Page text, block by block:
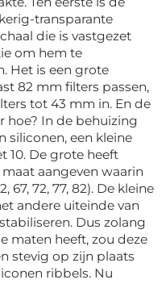
transparante
die is vastgezet
om hem te
Het is een grote
82 mm filters passen,
tot 43 mm in. En de
hoe? In de behuizing
siliconen, een kleine
10. De grote heeft
aangeven waarin
67, 72, 77, 82). De kleine
andere uiteinde van
Dus zolang
maten heeft, zou deze
stevig op zijn plaats
ribbels. Nu